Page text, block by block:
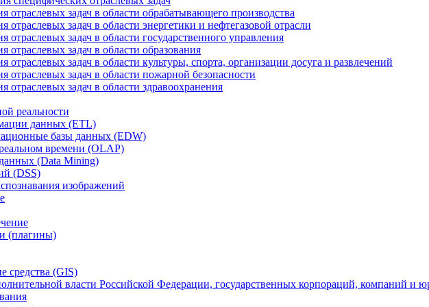
отраслевых задач в области обрабатывающего производства
задач в области энергетики и нефтегазовой отрасли
задач в области государственного управления
задач в области образования
задач в области культуры, спорта, организации досуга и развлечений
задач в области пожарной безопасности
задач в области здравоохранения
реальности
данных (ETL)
базы данных (EDW)
времени (OLAP)
(Data Mining)
(DSS)
изображений
(плагины)
средства (GIS)
власти Российской Федерации, государственных корпораций, компаний и